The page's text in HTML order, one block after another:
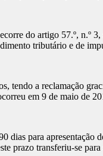
do artigo 57.º, n.º
tributário e de
tendo a reclamação
em 9 de maio de
dias para apresentação
prazo transferiu-se